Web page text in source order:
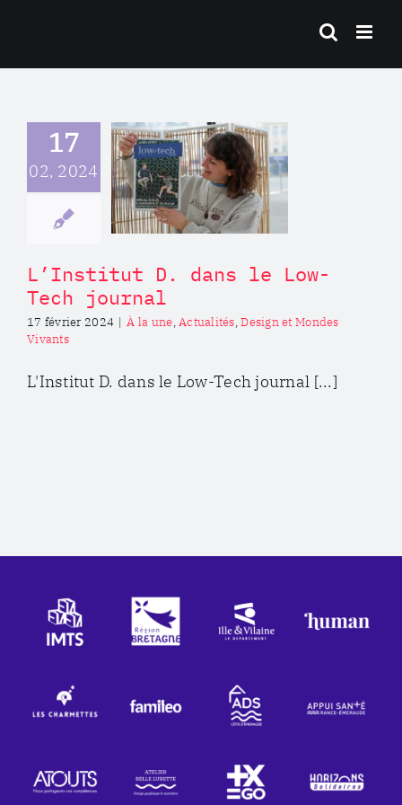
17
02, 2024
D.
le Low-
journal
Actualités
et Mondes
L’Institut D. dans le Low-
Tech journal
17 février 2024 | À la une,Actualités,Design et Mondes
Vivants
L'Institut D. dans le Low-Tech journal [...]